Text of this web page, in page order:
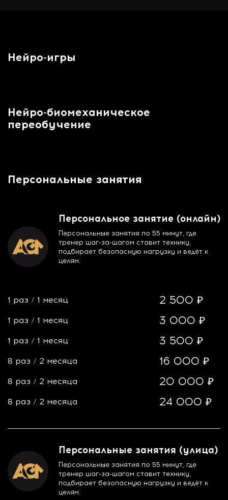
Нейро-игры
Нейро-биомеханическое
переобучение
Персональные занятия
Персональное занятие (онлайн)
Персональные занятия по 55 минут, где
тренер шаг-за-шагом ставит технику,
подбирает безопасную нагрузку и ведёт к
целям.
1 раз / 1 месяц 2 500 ₽
1 раз / 1 месяц 3 000 ₽
1 раз / 1 месяц 3 500 ₽
8 раз / 2 месяца 16 000 ₽
8 раз / 2 месяца 20 000 ₽
8 раз / 2 месяца 24 000 ₽
Персональные занятия (улица)
Персональные занятия по 55 минут, где
тренер шаг-за-шагом ставит технику,
подбирает безопасную нагрузку и ведёт к
целям.